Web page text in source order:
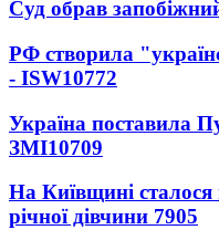
Суд обрав
РФ створила
- ISW10772
Україна поставила
ЗМІ10709
На Київщині сталося
річної дівчини 7905